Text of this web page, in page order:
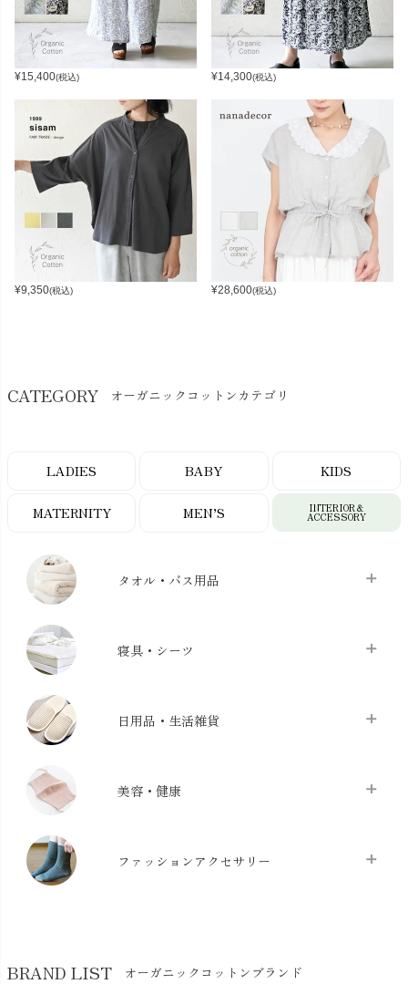
¥15,400(税込) ¥14,300(税込)
¥9,350(税込) ¥28,600(税込)
CATEGORY オーガニックコットンカテゴリ
LADIES BABY KIDS
MATERNITY MEN’S INTERIOR＆
ACCESSORY
タオル・バス用品
タオル
バス用品
寝具・シーツ
ベッドシーツ
布団カバー・カバーセット
枕・ピローケース
ケット・綿毛布 chevron_right
日用品・生活雑貨
クッション
生地・手芸用品
スリッパ・ルームシューズ
せっけん・洗剤
ヨガマット・カーペット chevron_right
美容・健康
マスク
コットン・綿棒
ファッションアクセサリー
BRAND LIST オーガニックコットンブランド